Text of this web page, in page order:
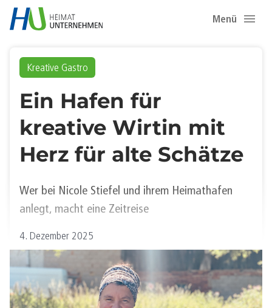
Menü
Kreative Gastro
Ein Hafen für
kreative Wirtin mit
Herz für alte Schätze
Wer bei Nicole Stiefel und ihrem Heimathafen
anlegt, macht eine Zeitreise
4. Dezember 2025